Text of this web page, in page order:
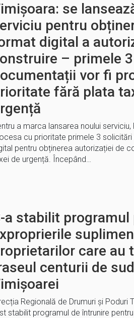
se
pentru
digital a
– primele 3
vor fi
fără plata
a marca lansarea noului
cu prioritate primele 3
pentru obținerea autorizației de
de urgență. Începând…
a stabilit programul
care au
centurii de
Regională de Drumuri și Poduri
stabilit programul de întrunire